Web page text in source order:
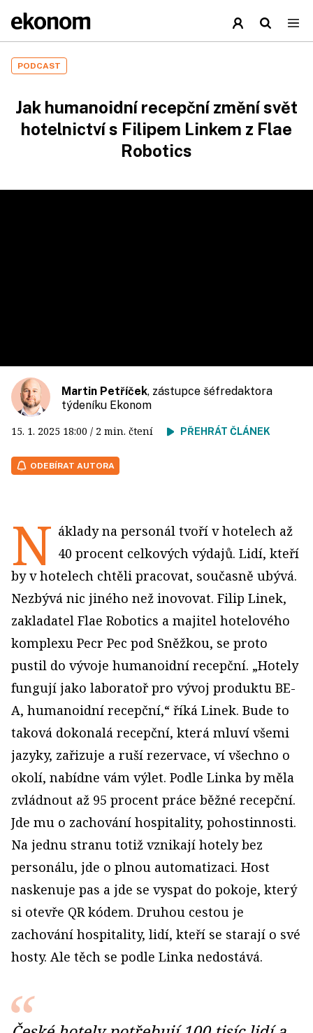
PODCAST
Jak humanoidní recepční změní svět
hotelnictví s Filipem Linkem z Flae
Robotics
Martin Petříček, zástupce šéfredaktora
týdeníku Ekonom
15. 1. 2025 18:00 / 2 min. čtení PŘEHRÁT ČLÁNEK
ODEBÍRAT AUTORA
N áklady na personál tvoří v hotelech až
40 procent celkových výdajů. Lidí, kteří
by v hotelech chtěli pracovat, současně ubývá.
Nezbývá nic jiného než inovovat. Filip Linek,
zakladatel Flae Robotics a majitel hotelového
komplexu Pecr Pec pod Sněžkou, se proto
pustil do vývoje humanoidní recepční. „Hotely
fungují jako laboratoř pro vývoj produktu BE-
A, humanoidní recepční,“ říká Linek. Bude to
taková dokonalá recepční, která mluví všemi
jazyky, zařizuje a ruší rezervace, ví všechno o
okolí, nabídne vám výlet. Podle Linka by měla
zvládnout až 95 procent práce běžné recepční.
Jde mu o zachování hospitality, pohostinnosti.
Na jednu stranu totiž vznikají hotely bez
personálu, jde o plnou automatizaci. Host
naskenuje pas a jde se vyspat do pokoje, který
si otevře QR kódem. Druhou cestou je
zachování hospitality, lidí, kteří se starají o své
hosty. Ale těch se podle Linka nedostává.